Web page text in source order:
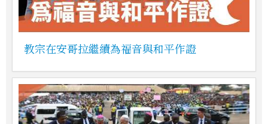
教宗在安哥拉繼續為福音與和平作證